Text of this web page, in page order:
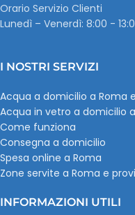
Orario Servizio Clienti
Lunedì – Venerdì: 8:00 -
I NOSTRI SERVIZI
Acqua a domicilio a Roma
Acqua in vetro a domicilio
Come funziona
Consegna a domicilio
Spesa online a Roma
Zone servite a Roma e
INFORMAZIONI UTILI